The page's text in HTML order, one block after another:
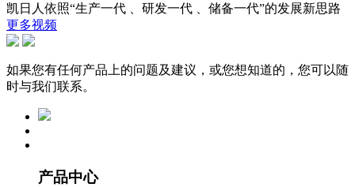
凯日人依照“生产一代 、研发一代 、储备一代”的发展新思路
更多视频
如果您有任何产品上的问题及建议，或您想知道的，您可以随
时与我们联系。
产品中心